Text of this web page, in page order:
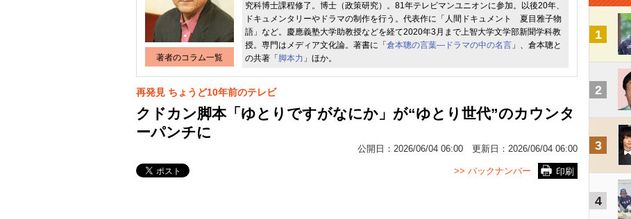
著者のコラム一覧
究科博士課程修了。博士（政策研究）。81年テレビマンユニオンに参加。以後20年、
ドキュメンタリーやドラマの制作を行う。代表作に「人間ドキュメント 夏目雅子物
語」など。慶應義塾大学助教授などを経て2020年3月まで上智大学文学部新聞学科教
授。専門はメディア文化論。著書に「 倉本聰の言葉―ドラマの中の名言 」、倉本聰と
の共著「 脚本力 」ほか。
再発見 ちょうど10年前のテレビ
クドカン脚本「ゆとりですがなにか」が“ゆとり世代”のカウンタ
ーパンチに
公開日： 2026/06/04 06:00 更新日： 2026/06/04 06:00
印刷
>> バックナンバー
1
2
3
4